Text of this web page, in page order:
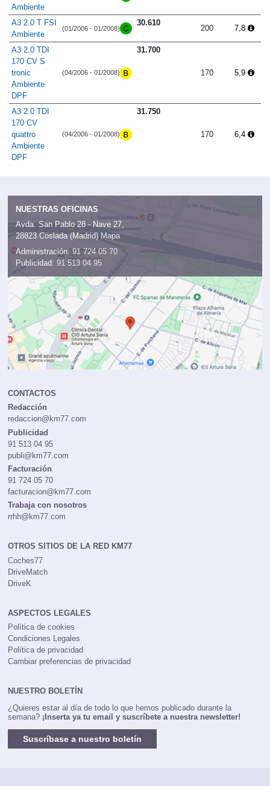
Ambiente
A3 2.0 T FSI
Ambiente
(01/2006 - 01/2008)
30.610
200 7,8
A3 2.0 TDI
170 CV S
tronic
Ambiente
DPF
(04/2006 - 01/2008)
31.700
170 5,9
A3 2.0 TDI
170 CV
quattro
Ambiente
DPF
(04/2006 - 01/2008)
31.750
170 6,4
NUESTRAS OFICINAS
Avda. San Pablo 28 - Nave 27,
28823 Coslada (Madrid) Mapa
Administración: 91 724 05 70
Publicidad: 91 513 04 95
CONTACTOS
Redacción
redaccion@km77.com
Publicidad
91 513 04 95
publi@km77.com
Facturación
91 724 05 70
facturacion@km77.com
Trabaja con nosotros
rrhh@km77.com
OTROS SITIOS DE LA RED KM77
Coches77
DriveMatch
DriveK
ASPECTOS LEGALES
Política de cookies
Condiciones Legales
Política de privacidad
Cambiar preferencias de privacidad
NUESTRO BOLETÍN
¿Quieres estar al día de todo lo que hemos publicado durante la
semana? ¡Inserta ya tu email y suscríbete a nuestra newsletter!
Suscríbase a nuestro boletín